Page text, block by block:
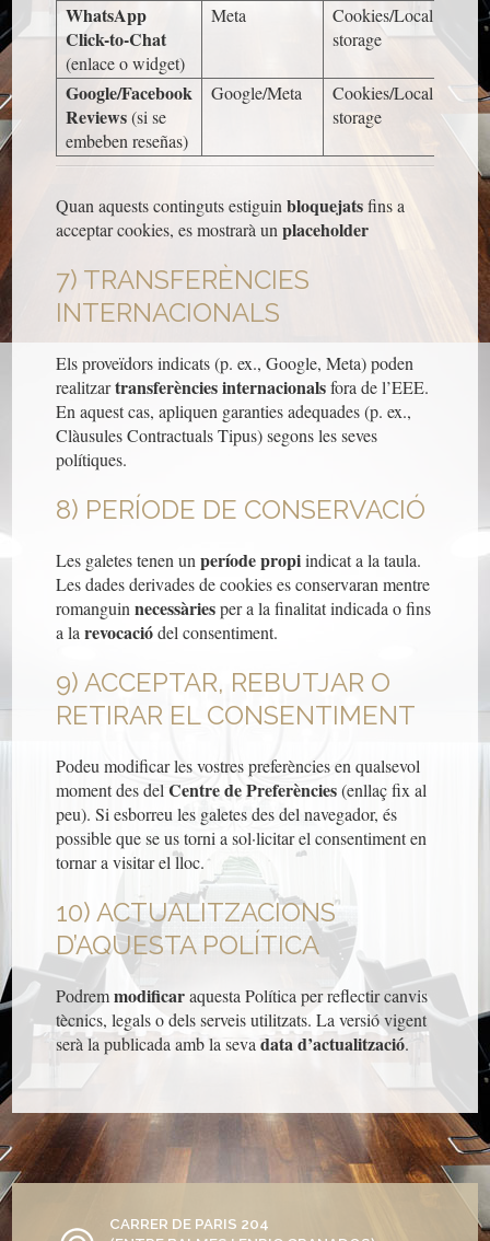
WhatsApp
Click-to-Chat
(enlace o widget)
Meta
Cookies/Local
storage
Google/Facebook
Reviews(si se
embeben reseñas)
Google/Meta
Cookies/Local
storage
de
Quan aquests continguts estiguinbloquejatsfins a
acceptar cookies, es mostrarà unplaceholder
7) TRANSFERÈNCIES
INTERNACIONALS
Els proveïdors indicats (p. ex., Google, Meta) poden
realitzartransferències internacionalsfora de l’EEE.
En aquest cas, apliquen garanties adequades(p. ex.,
Clàusules Contractuals Tipus) segons les seves
polítiques.
8) PERÍODE DE CONSERVACIÓ
Les galetes tenen unperíode propiindicat a la taula.
Les dades derivades de cookies es conservaran mentre
romanguinnecessàriesper a la finalitat indicada o fins
a larevocaciódel consentiment.
9) ACCEPTAR, REBUTJAR O
RETIRAR EL CONSENTIMENT
Podeu modificar les vostres preferències en qualsevol
moment des delCentre de Preferències(enllaç fix al
peu). Si esborreu les galetes des del navegador, és
possible que se us torni a sol·licitar el consentiment en
tornar a visitar el lloc.
10) ACTUALITZACIONS
D’AQUESTA POLÍTICA
Podremmodificaraquesta Política per reflectir canvis
tècnics, legals o dels serveis utilitzats. La versió vigent
serà la publicada amb la sevadata d’actualització.
CARRER DE PARIS 204